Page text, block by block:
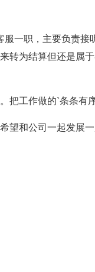
一职，主要负责接
转为结算但还是属
工作做的`条条有序
和公司一起发展一